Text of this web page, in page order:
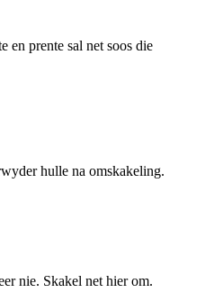
en prente sal net soos die
hulle na omskakeling.
nie. Skakel net hier om.